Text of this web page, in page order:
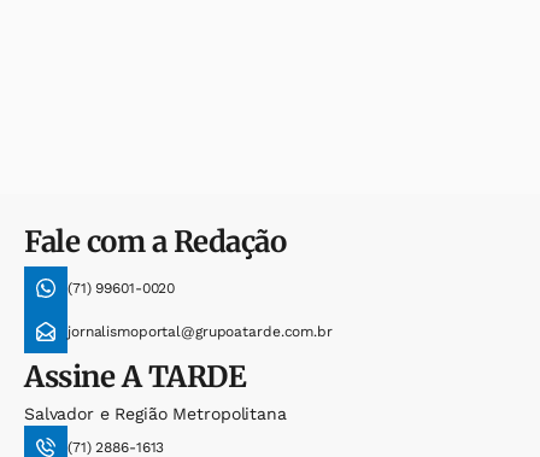
Fale com a Redação
(71) 99601-0020
jornalismoportal@grupoatarde.com.br
AssineA TARDE
Salvador e Região Metropolitana
(71) 2886-1613